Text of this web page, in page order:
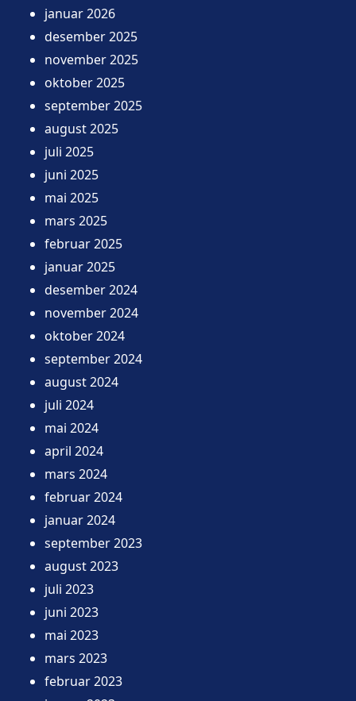
januar 2026
desember 2025
november 2025
oktober 2025
september 2025
august 2025
juli 2025
juni 2025
mai 2025
mars 2025
februar 2025
januar 2025
desember 2024
november 2024
oktober 2024
september 2024
august 2024
juli 2024
mai 2024
april 2024
mars 2024
februar 2024
januar 2024
september 2023
august 2023
juli 2023
juni 2023
mai 2023
mars 2023
februar 2023